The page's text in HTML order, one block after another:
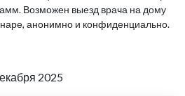
Возможен выезд врача на дому
анонимно и конфиденциально.
2025